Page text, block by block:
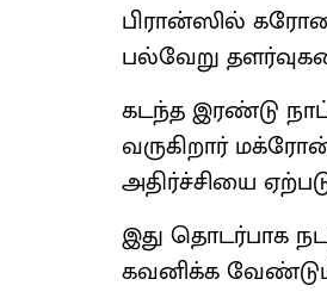
பிரான்ஸில்
பல்வேறு
கடந்த இரண்டு
வருகிறார்
அதிர்ச்சியை
இது தொடர்பாக
கவனிக்க